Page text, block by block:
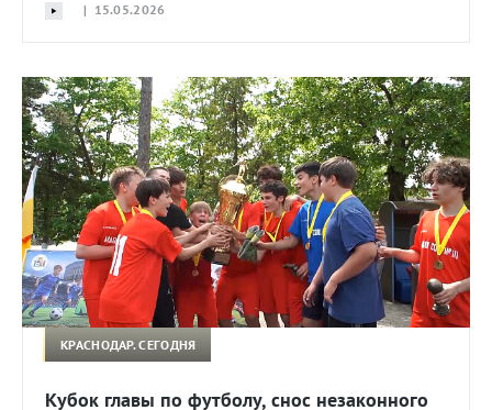
| 15.05.2026
КРАСНОДАР. СЕГОДНЯ
Кубок главы по футболу, снос незаконного